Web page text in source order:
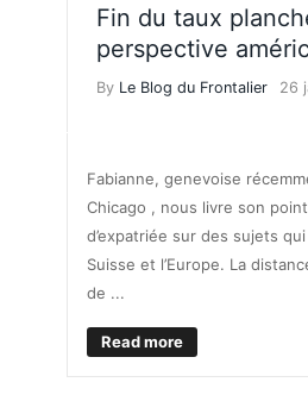
Fin du taux
perspective
By Le Blog du Frontalier 26
Fabianne, genevoise
Chicago , nous livre son
d’expatriée sur des sujets
Suisse et l’Europe. La
de ...
Read more